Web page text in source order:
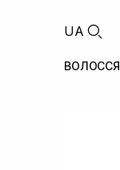
UA
ВОЛОССЯ